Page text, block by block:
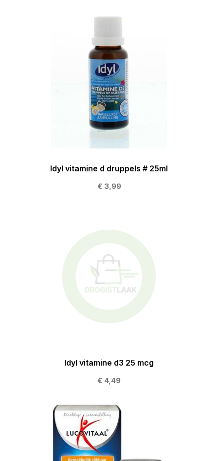
Idyl vitamine d druppels # 25ml
€ 3,99
Idyl vitamine d3 25 mcg
€ 4,49